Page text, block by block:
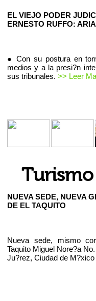
EL VIEJO PODER
ERNESTO RUFFO:
● Con su postura en
medios y a la presi?n
sus tribunales. >> Leer
NUEVA SEDE, NUEVA
DE EL TAQUITO
Nueva sede, mismo
Taquito Miguel Nore?a
Ju?rez, Ciudad de